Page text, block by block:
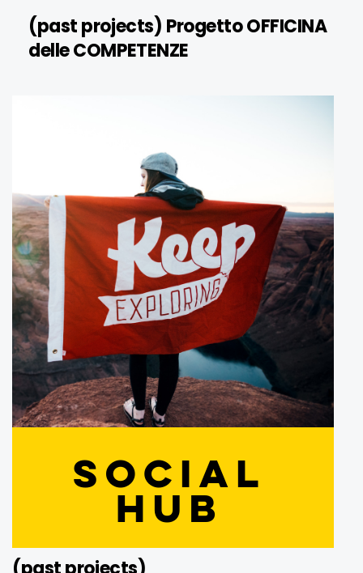
(past projects) Progetto OFFICINA
delle COMPETENZE